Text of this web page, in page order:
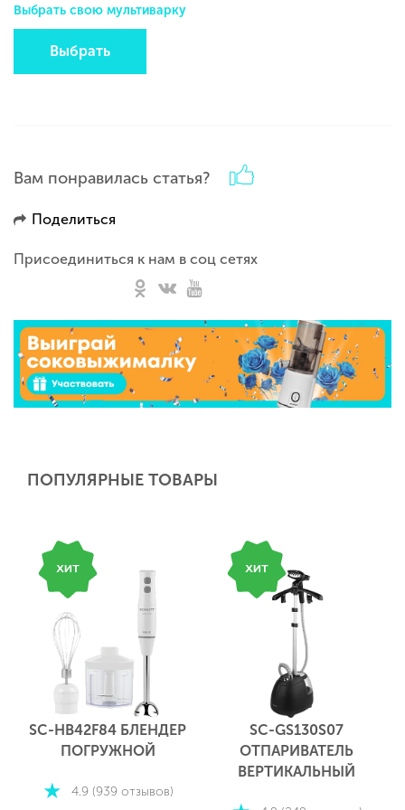
Выбрать свою мультиварку
Выбрать
Вам понравилась статья?
Поделиться
Присоединиться к нам в соц сетях
ПОПУЛЯРНЫЕ ТОВАРЫ
SC-HB42F84 БЛЕНДЕР
ПОГРУЖНОЙ
4.9 (939 отзывов)
SC-GS130S07
ОТПАРИВАТЕЛЬ
ВЕРТИКАЛЬНЫЙ